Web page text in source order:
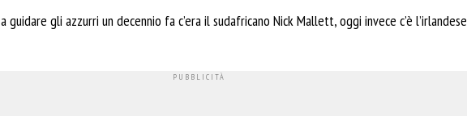
a guidare gli azzurri un decennio fa c’era il sudafricano Nick Mallett, oggi invece c’è l’irlandese